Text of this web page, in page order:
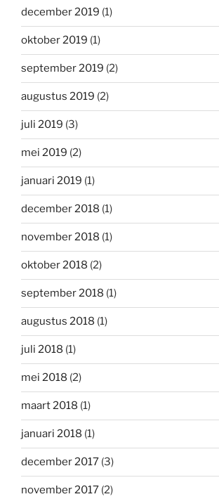
december 2019 (1)
oktober 2019 (1)
september 2019 (2)
augustus 2019 (2)
juli 2019 (3)
mei 2019 (2)
januari 2019 (1)
december 2018 (1)
november 2018 (1)
oktober 2018 (2)
september 2018 (1)
augustus 2018 (1)
juli 2018 (1)
mei 2018 (2)
maart 2018 (1)
januari 2018 (1)
december 2017 (3)
november 2017 (2)